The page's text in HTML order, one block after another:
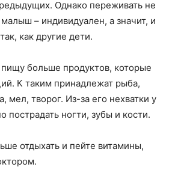
Однако переживать не
– индивидуален, а значит, и
как другие дети.
пищу больше продуктов, которые
К таким принадлежат рыба,
мел, творог. Из-за его нехватки у
пострадать ногти, зубы и кости.
отдыхать и пейте витамины,